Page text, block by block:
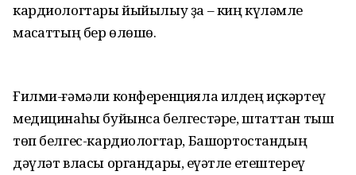
кардиологтары йыйылыу ҙа – киң күләмле
маҡсаттың бер өлөшө.
Ғилми-ғәмәли конференцияла илдең иҫкәртеү
медицинаһы буйынса белгестәре, штаттан тыш
төп белгес-кардиологтар, Башҡортостандың
дәүләт власы органдары, ҡеүәтле етештереү